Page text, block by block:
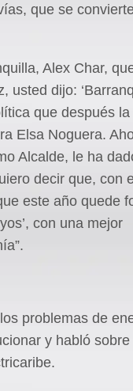
que se
Alex Char,
usted dijo:
que después
Elsa Noguera.
Alcalde, le ha
decir que, con
este año quede
con una mejor
problemas de
y habló